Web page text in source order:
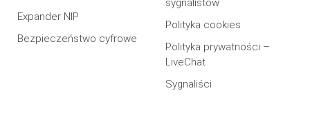
Expander NIP
Bezpieczeństwo cyfrowe
sygnalistów
Polityka cookies
Polityka prywatności –
LiveChat
Sygnaliści